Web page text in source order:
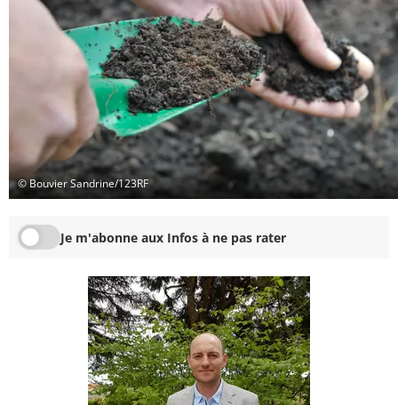
© Bouvier Sandrine/123RF
Je m'abonne aux Infos à ne pas rater